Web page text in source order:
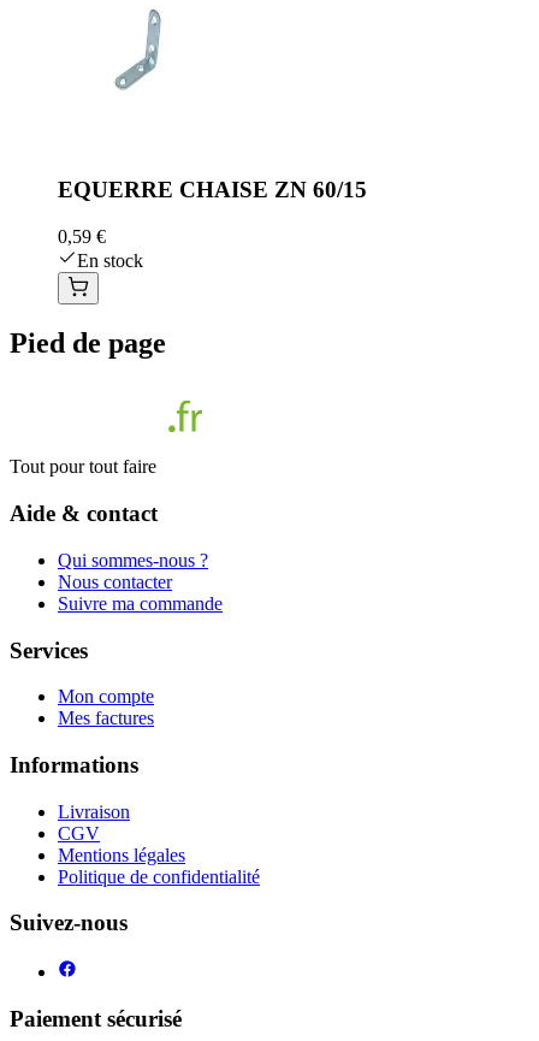
EQUERRE CHAISE ZN 60/15
0,59 €
En stock
Pied de page
Tout pour tout faire
Aide & contact
Qui sommes-nous ?
Nous contacter
Suivre ma commande
Services
Mon compte
Mes factures
Informations
Livraison
CGV
Mentions légales
Politique de confidentialité
Suivez-nous
Paiement sécurisé